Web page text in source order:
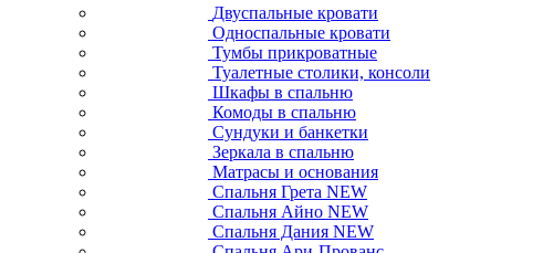
Двуспальные кровати
Односпальные кровати
Тумбы прикроватные
Туалетные столики, консоли
Шкафы в спальню
Комоды в спальню
Сундуки и банкетки
Зеркала в спальню
Матрасы и основания
Спальня Грета NEW
Спальня Айно NEW
Спальня Дания NEW